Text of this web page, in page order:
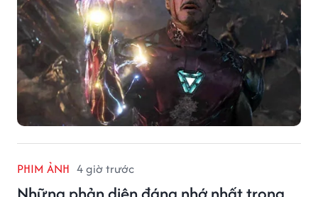
PHIM ẢNH 4 giờ trước